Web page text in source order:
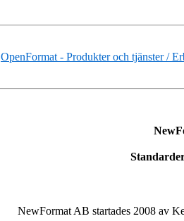
OpenFormat - Produkter och tjänster /
NewFormat AB startades 2008 av